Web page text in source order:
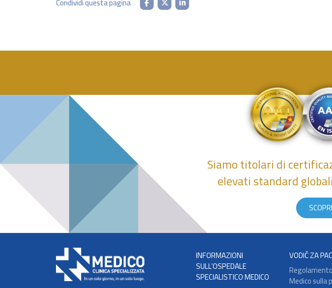
Siamo titolari di
elevati standard
INFORMAZIONI
SULL’OSPEDALE
SPECIALISTICO MEDICO
VODIČ ZA
Medico sulla